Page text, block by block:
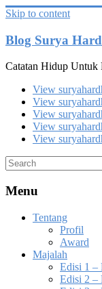
Skip to content
Blog Surya
Catatan Hidup Untuk
View
View
View
View
View
Menu
Tentang
Profil
Award
Majalah
Edisi 1 –
Edisi 2 –